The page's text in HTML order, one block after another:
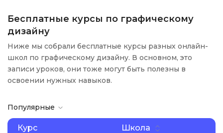
Бесплатные курсы по графическому
дизайну
Ниже мы собрали бесплатные курсы разных онлайн-
школ по графическому дизайну. В основном, это
записи уроков, они тоже могут быть полезны в
освоении нужных навыков.
Популярные
Курс Школа